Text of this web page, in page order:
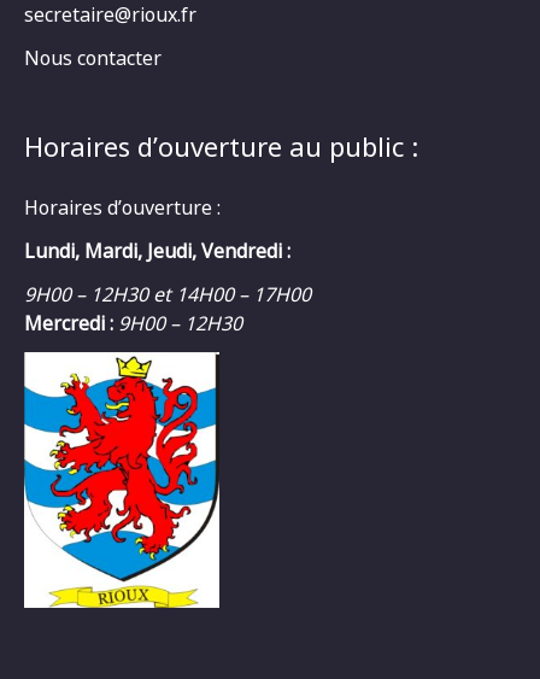
secretaire@rioux.fr
Nous contacter
Horaires d’ouverture au public :
Horaires d’ouverture :
Lundi, Mardi, Jeudi, Vendredi :
9H00 – 12H30 et 14H00 – 17H00
Mercredi : 9H00 – 12H30